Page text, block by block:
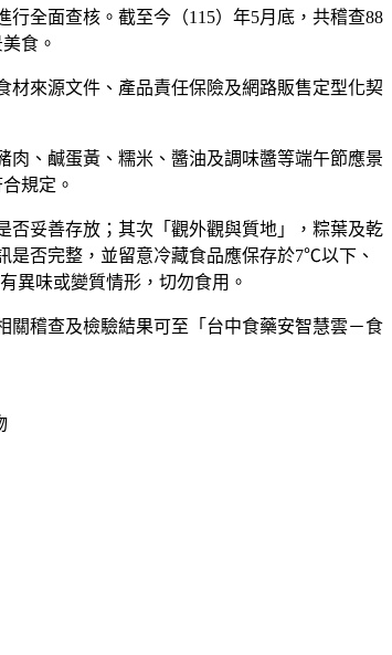
全面查核。截至今（115）年5月底，共稽查88
食。
材來源文件、產品責任保險及網路販售定型化契
、鹹蛋黃、糯米、醬油及調味醬等端午節應景
規定。
否妥善存放；其次「觀外觀與質地」，粽葉及乾
是否完整，並留意冷藏食品應保存於7℃以下、
異味或變質情形，切勿食用。
關稽查及檢驗結果可至「台中食藥安智慧雲－食